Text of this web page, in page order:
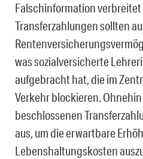
Falschinformation
Transferzahlungen sollten
was sozialversicherte
aufgebracht hat, die im
Verkehr blockieren.
beschlossenen
aus, um die erwartbare
Lebenshaltungskosten